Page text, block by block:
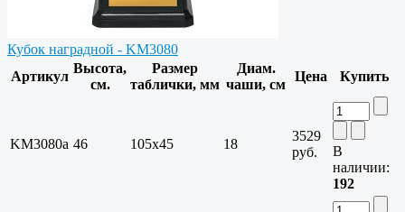
Кубок наградной - KM3080
Артикул
Высота,
см.
Размер
таблички, мм
Диам.
чаши, см
Цена Купить
KM3080a 46 105х45 18
3529
руб.
В
наличии:
192